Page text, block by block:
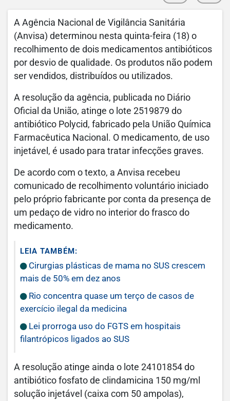
A Agência Nacional de Vigilância Sanitária
(Anvisa) determinou nesta quinta-feira (18) o
recolhimento de dois medicamentos antibióticos
por desvio de qualidade. Os produtos não podem
ser vendidos, distribuídos ou utilizados.
A resolução da agência, publicada no Diário
Oficial da União, atinge o lote 2519879 do
antibiótico Polycid, fabricado pela União Química
Farmacêutica Nacional. O medicamento, de uso
injetável, é usado para tratar infecções graves.
De acordo com o texto, a Anvisa recebeu
comunicado de recolhimento voluntário iniciado
pelo próprio fabricante por conta da presença de
um pedaço de vidro no interior do frasco do
medicamento.
LEIA TAMBÉM:
Cirurgias plásticas de mama no SUS crescem
mais de 50% em dez anos
Rio concentra quase um terço de casos de
exercício ilegal da medicina
Lei prorroga uso do FGTS em hospitais
filantrópicos ligados ao SUS
A resolução atinge ainda o lote 24101854 do
antibiótico fosfato de clindamicina 150 mg/ml
solução injetável (caixa com 50 ampolas),